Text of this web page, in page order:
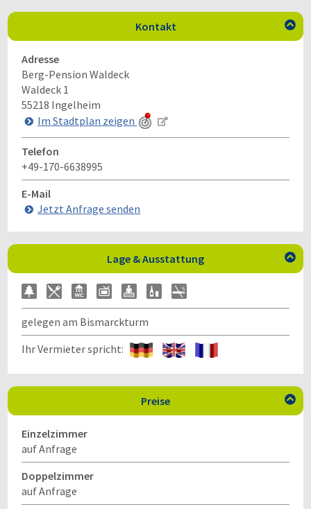
Kontakt 
Adresse
Berg-Pension Waldeck
Waldeck 1
55218 Ingelheim
Im Stadtplan zeigen
Telefon
+49-170-6638995
E-Mail
Jetzt Anfrage senden
Lage & Ausstattung 
gelegen am Bismarckturm
Ihr Vermieter spricht:
Preise 
Einzelzimmer
auf Anfrage
Doppelzimmer
auf Anfrage